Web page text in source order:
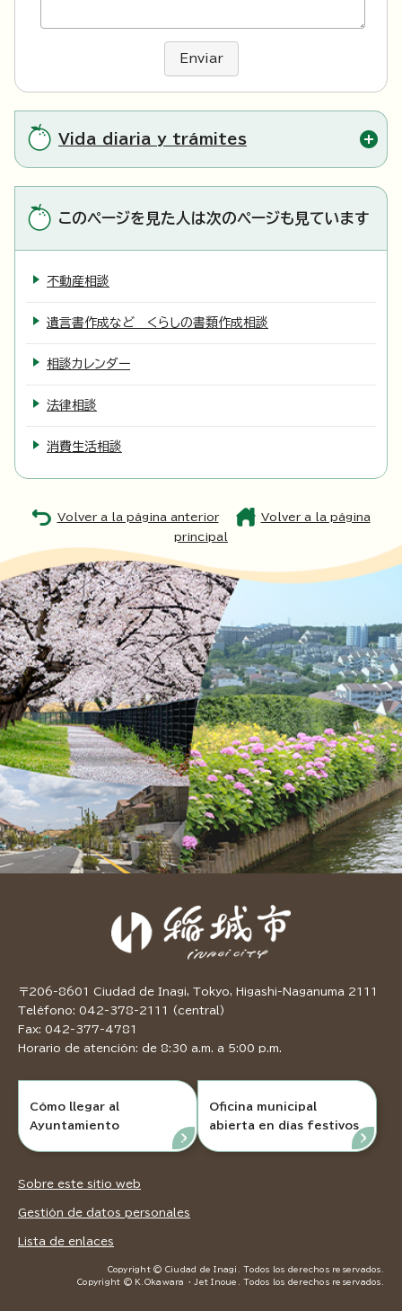
Enviar
Vida diaria y trámites
このページを見た人は次のページも見ています
不動産相談
遺言書作成など くらしの書類作成相談
相談カレンダー
法律相談
消費生活相談
Volver a la página anterior
Volver a la página
principal
〒206-8601 Ciudad de Inagi, Tokyo, Higashi-Naganuma 2111
Teléfono: 042-378-2111 (central)
Fax: 042-377-4781
Horario de atención: de 8:30 a.m. a 5:00 p.m.
Cómo llegar al
Ayuntamiento
Oficina municipal
abierta en días festivos
Sobre este sitio web
Gestión de datos personales
Lista de enlaces
Copyright © Ciudad de Inagi. Todos los derechos reservados.
Copyright © K.Okawara ・ Jet Inoue. Todos los derechos reservados.